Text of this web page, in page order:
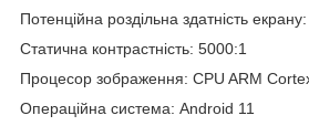
Потенційна роздільна здатність
Статична контрастність: 5000:1
Процесор зображення: CPU ARM
Операційна система: Android 11